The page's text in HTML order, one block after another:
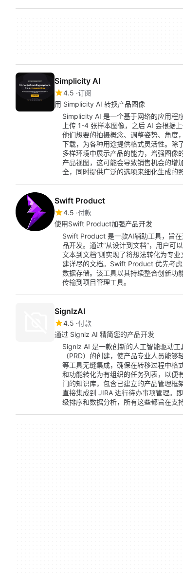
Simplicity AI
4.5 订阅
用 Simplicity AI 转换产品图像
Simplicity AI 是一个基于网络的应用程
上传 1-4 张样本图像，之后 AI 会根据
他们想要的拍摄概念、调整姿势、角度
下载，为各种用途提供格式灵活性。除
多样环境中展示产品的能力，增强图像
产品视图，这可能会导致销售机会的增
全，同时提供广泛的选项来细化生成的照
Swift Product
4.5 付款
使用Swift Product加强产品开发
Swift Product 是一款AI辅助工具，旨在
品开发。通过“从设计到文档”，用户可
文本到文档”则实现了将想法转化为专
建详尽的文档。Swift Product 优先考
数据存储。该工具以其持续整合创新功
传输到项目管理工具。
SignlzAI
4.5 付款
通过 Signlz AI 精简您的产品开发
Signlz AI 是一款创新的人工智能驱动
（PRD）的创建，使产品专业人员能
等工具无缝集成，确保在转移过程中格
和功能转化为有组织的任务列表，以便
门的知识库，包含已建立的产品管理框
直接集成到 JIRA 进行待办事项管理。
级排序和数据分析，所有这些都旨在支